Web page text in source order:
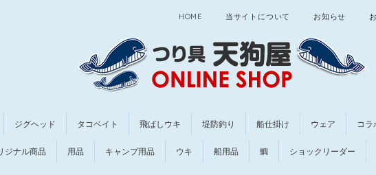
HOME 当サイトについて お知らせ
ジグヘッド タコベイト 飛ばしウキ 堤防釣り 船仕掛け ウェア コラ
ジナル商品 用品 キャンプ用品 ウキ 船用品 鯛 ショックリーダー